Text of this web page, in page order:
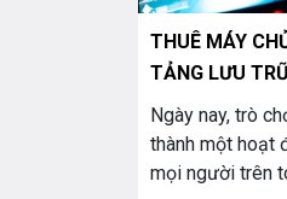
THUÊ MÁY
TẢNG LƯU
MỌI NGƯỜI
Ngày nay, trò
thành một hoạt
mọi người trên